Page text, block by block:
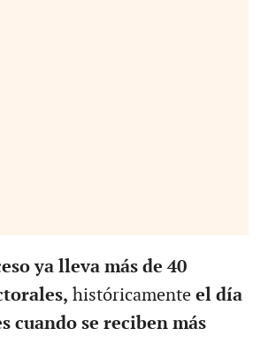
ya lleva más de 40
históricamente el día
cuando se reciben más